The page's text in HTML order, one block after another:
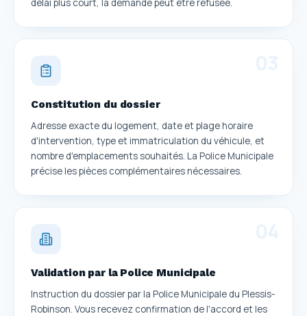
Constitution du dossier
Adresse exacte du logement, date et plage horaire
d'intervention, type et immatriculation du véhicule, et
nombre d'emplacements souhaités. La Police Municipale
précise les pièces complémentaires nécessaires.
Validation par la Police Municipale
Instruction du dossier par la Police Municipale du Plessis-
Robinson. Vous recevez confirmation de l'accord et les